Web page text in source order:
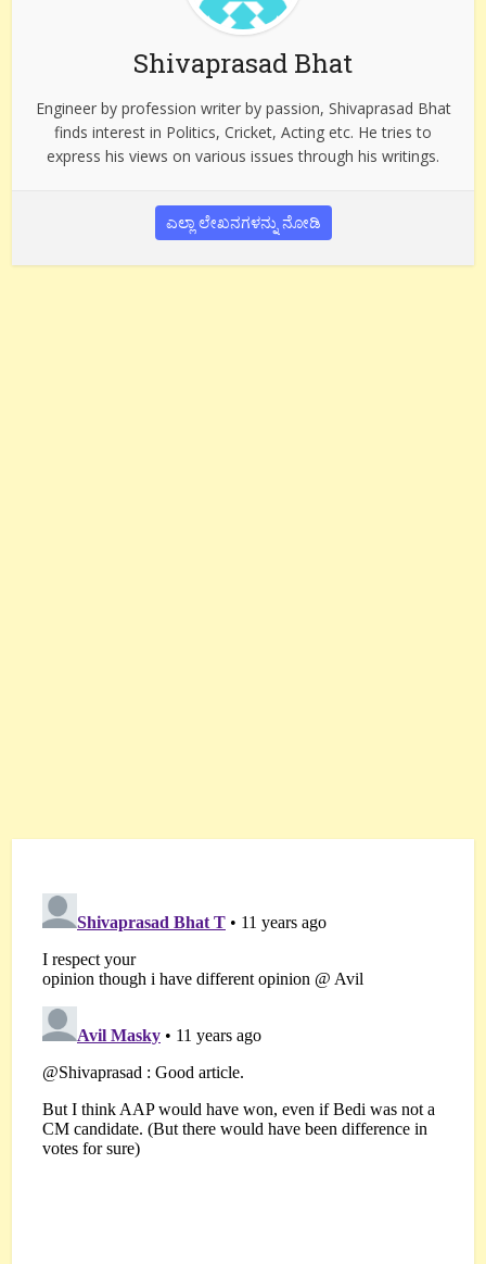
Shivaprasad Bhat
Engineer by profession writer by passion, Shivaprasad Bhat
finds interest in Politics, Cricket, Acting etc. He tries to
express his views on various issues through his writings.
ಎಲ್ಲಾ ಲೇಖನಗಳನ್ನು ನೋಡಿ